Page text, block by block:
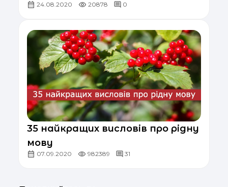
24.08.2020 20878 0
35 найкращих висловів про рідну
мову
07.09.2020 982389 31